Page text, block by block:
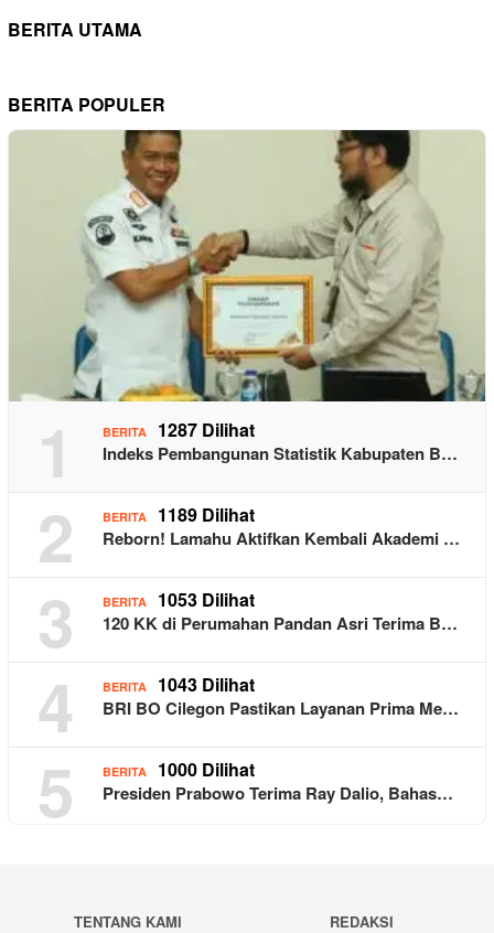
BERITA UTAMA
BERITA POPULER
1 BERITA 1287 Dilihat
Indeks Pembangunan Statistik Kabupaten B…
2 BERITA 1189 Dilihat
Reborn! Lamahu Aktifkan Kembali Akademi …
3 BERITA 1053 Dilihat
120 KK di Perumahan Pandan Asri Terima B…
4 BERITA 1043 Dilihat
BRI BO Cilegon Pastikan Layanan Prima Me…
5 BERITA 1000 Dilihat
Presiden Prabowo Terima Ray Dalio, Bahas…
TENTANG KAMI REDAKSI